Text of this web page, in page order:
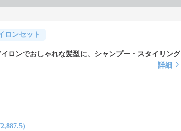
ロンセット
イロンでおしゃれな髪型に、シャンプー・スタイリング
詳細